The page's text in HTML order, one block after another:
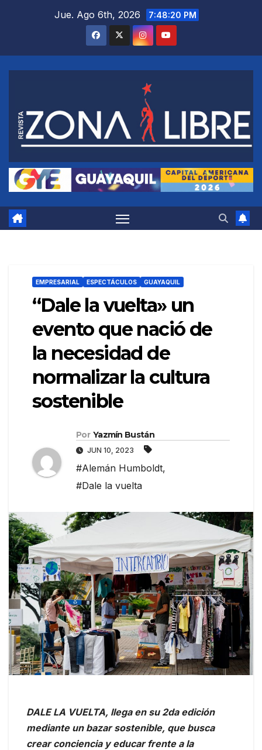
Jue. Ago 6th, 2026 7:48:21 PM
EMPRESARIAL ESPECTÁCULOS GUAYAQUIL
“Dale la vuelta» un
evento que nació de
la necesidad de
normalizar la cultura
sostenible
Por Yazmín Bustán
JUN 10, 2023
#Alemán Humboldt,
#Dale la vuelta
DALE LA VUELTA, llega en su 2da edición
mediante un bazar sostenible, que busca
crear conciencia y educar frente a la